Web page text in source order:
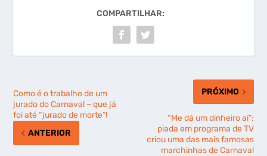
COMPARTILHAR:
Como é o trabalho de um
jurado do Carnaval – que já
foi até “jurado de morte”!
ANTERIOR
PRÓXIMO
“Me dá um dinheiro aí”:
piada em programa de TV
criou uma das mais famosas
marchinhas de Carnaval